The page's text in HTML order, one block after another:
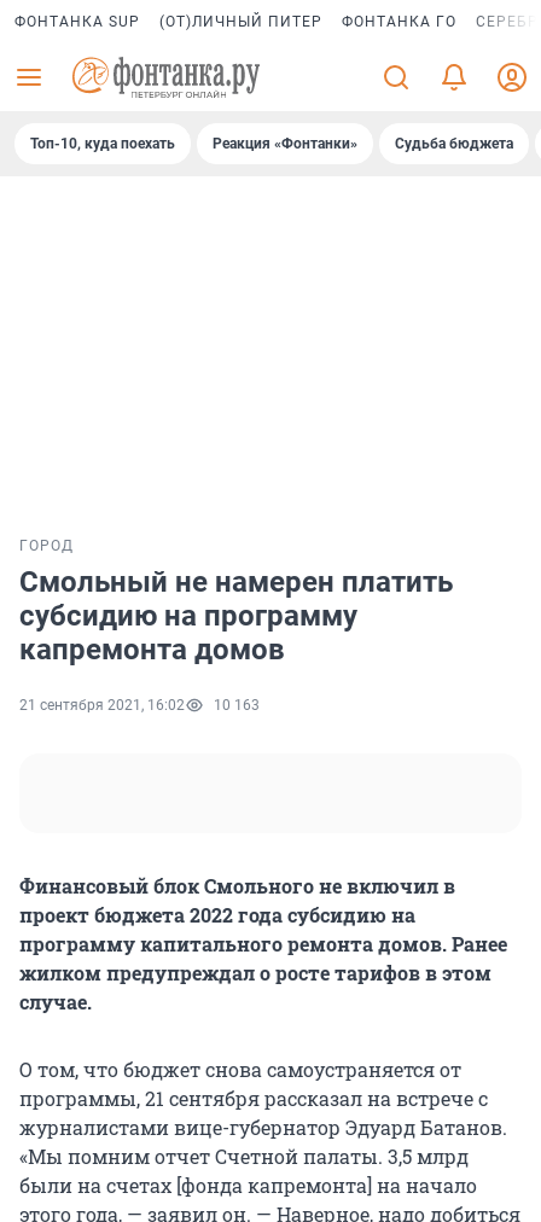
ФОНТАНКА SUP (ОТ)ЛИЧНЫЙ ПИТЕР ФОНТАНКА ГО
Топ-10, куда поехать Реакция «Фонтанки» Судьба бюджета
ГОРОД
Смольный не намерен платить
субсидию на программу
капремонта домов
21 сентября 2021, 16:02 10 163
Финансовый блок Смольного не включил в
проект бюджета 2022 года субсидию на
программу капитального ремонта домов. Ранее
жилком предупреждал о росте тарифов в этом
случае.
О том, что бюджет снова самоустраняется от
программы, 21 сентября рассказал на встрече с
журналистами вице-губернатор Эдуард Батанов.
«Мы помним отчет Счетной палаты. 3,5 млрд
были на счетах [фонда капремонта] на начало
этого года, — заявил он. — Наверное, надо добиться